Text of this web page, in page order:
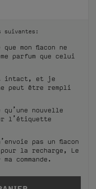
suivantes:
mon flacon ne
parfum que celui
intact, et je
ne peut être rempli
qu’une nouvelle
l’étiquette
pas un flacon
la recharge, Le
commande.